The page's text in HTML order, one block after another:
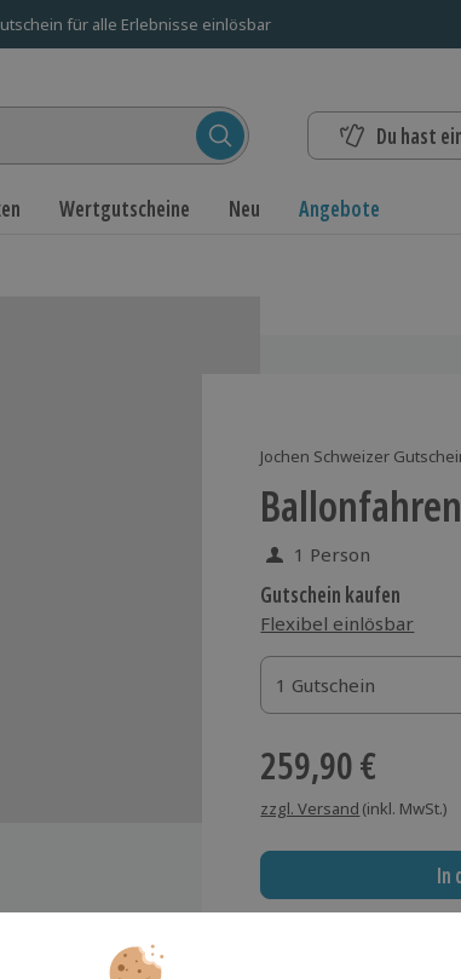
für alle Erlebnisse einlösbar
Du hast
Wertgutscheine Neu Angebote
Jochen Schweizer
1 Person
Gutschein kaufen
Flexibel einlösbar
1 Gutschein
1 Gutschein
1 Gutschein
259,90 €
zzgl. Versand (inkl. MwSt.)
In
Immer das richtige